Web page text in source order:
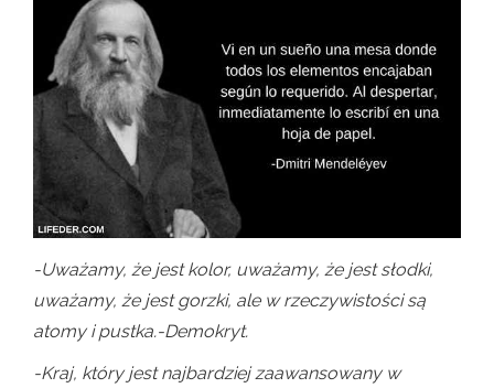
-Uważamy, że jest kolor, uważamy, że jest słodki,
uważamy, że jest gorzki, ale w rzeczywistości są
atomy i pustka.-Demokryt.
-Kraj, który jest najbardziej zaawansowany w